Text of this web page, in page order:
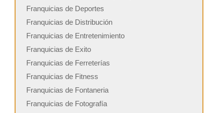
Franquicias de Deportes
Franquicias de Distribución
Franquicias de Entretenimiento
Franquicias de Exito
Franquicias de Ferreterías
Franquicias de Fitness
Franquicias de Fontaneria
Franquicias de Fotografía